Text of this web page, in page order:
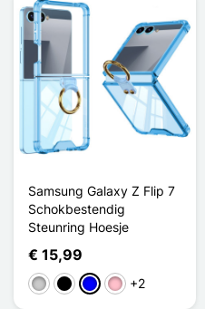
Samsung Galaxy Z Flip 7
Schokbestendig
Steunring Hoesje
€ 15,99
Transparant
Noir Transparent
Bleu Transparent
Rose Transparent
+2